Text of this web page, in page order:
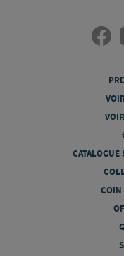
CATALOGUE
COIN